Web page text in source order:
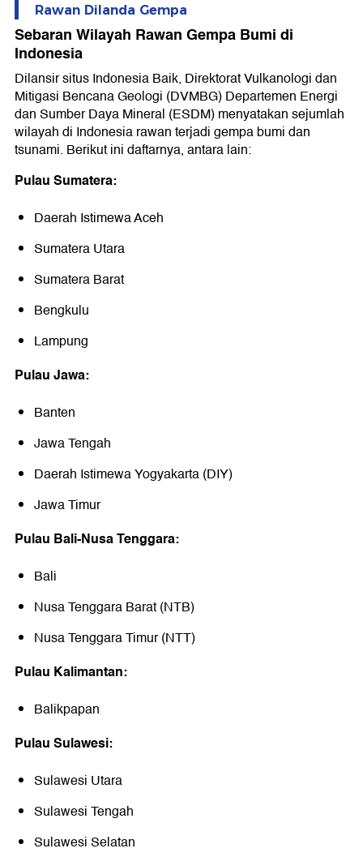
Rawan Dilanda Gempa
Sebaran Wilayah Rawan Gempa Bumi di
Indonesia
Dilansir situs Indonesia Baik, Direktorat Vulkanologi dan
Mitigasi Bencana Geologi (DVMBG) Departemen Energi
dan Sumber Daya Mineral (ESDM) menyatakan sejumlah
wilayah di Indonesia rawan terjadi gempa bumi dan
tsunami. Berikut ini daftarnya, antara lain:
Pulau Sumatera:
Daerah Istimewa Aceh
Sumatera Utara
Sumatera Barat
Bengkulu
Lampung
Pulau Jawa:
Banten
Jawa Tengah
Daerah Istimewa Yogyakarta (DIY)
Jawa Timur
Pulau Bali-Nusa Tenggara:
Bali
Nusa Tenggara Barat (NTB)
Nusa Tenggara Timur (NTT)
Pulau Kalimantan:
Balikpapan
Pulau Sulawesi:
Sulawesi Utara
Sulawesi Tengah
Sulawesi Selatan